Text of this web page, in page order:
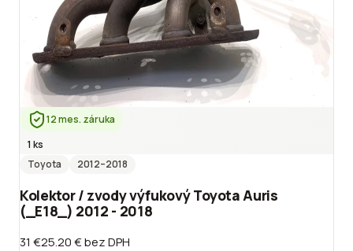
12 mes. záruka
1 ks
Toyota
2012–2018
Kolektor / zvody výfukový Toyota Auris
(_E18_) 2012 - 2018
31 €25.20 €bez DPH